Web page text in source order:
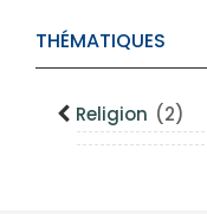
THÉMATIQUES
Religion (2)